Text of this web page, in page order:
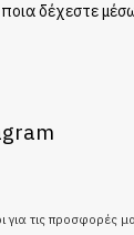
δέχεστε
τις προσφορές